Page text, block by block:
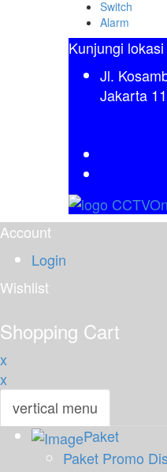
Switch
Alarm
Kunjungi
Jl.
Jakarta
Account
Login
Wishlist
Shopping Cart
x
x
vertical menu
Paket
Paket Promo